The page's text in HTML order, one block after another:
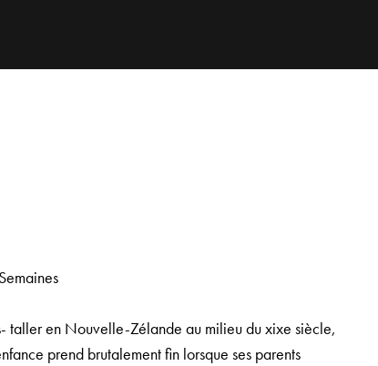
taller en Nouvelle-Zélande au milieu du xixe siècle,
prend brutalement fin lorsque ses parents